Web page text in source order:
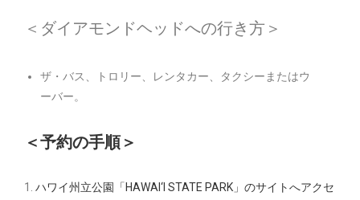
＜ダイアモンドヘッドへの行き方＞
ザ・バス、トロリー、レンタカー、タクシーまたはウ
ーバー。
＜予約の手順＞
1. ハワイ州立公園「HAWAI‘I STATE PARK」のサイトへアクセ